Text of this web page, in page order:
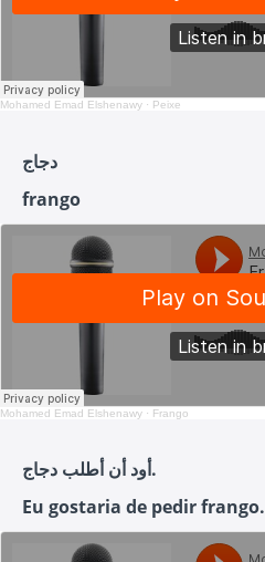
Mohamed Emad Elshenawy · Peixe
دجاج
frango
Mohamed Emad Elshenawy · Frango
أود أن أطلب دجاج.
Eu gostaria de pedir frango.